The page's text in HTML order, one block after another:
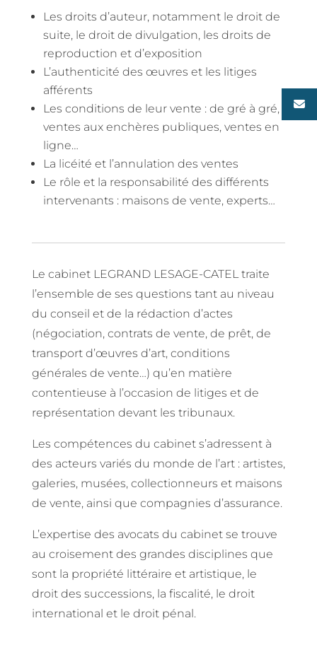
Les droits d’auteur, notamment le droit de
suite, le droit de divulgation, les droits de
reproduction et d’exposition
L’authenticité des œuvres et les litiges
afférents
Les conditions de leur vente : de gré à gré,
ventes aux enchères publiques, ventes en
ligne…
La licéité et l’annulation des ventes
Le rôle et la responsabilité des différents
intervenants : maisons de vente, experts…
Le cabinet LEGRAND LESAGE-CATEL traite
l’ensemble de ses questions tant au niveau
du conseil et de la rédaction d’actes
(négociation, contrats de vente, de prêt, de
transport d’œuvres d’art, conditions
générales de vente…) qu’en matière
contentieuse à l’occasion de litiges et de
représentation devant les tribunaux.
Les compétences du cabinet s’adressent à
des acteurs variés du monde de l’art : artistes,
galeries, musées, collectionneurs et maisons
de vente, ainsi que compagnies d’assurance.
L’expertise des avocats du cabinet se trouve
au croisement des grandes disciplines que
sont la propriété littéraire et artistique, le
droit des successions, la fiscalité, le droit
international et le droit pénal.